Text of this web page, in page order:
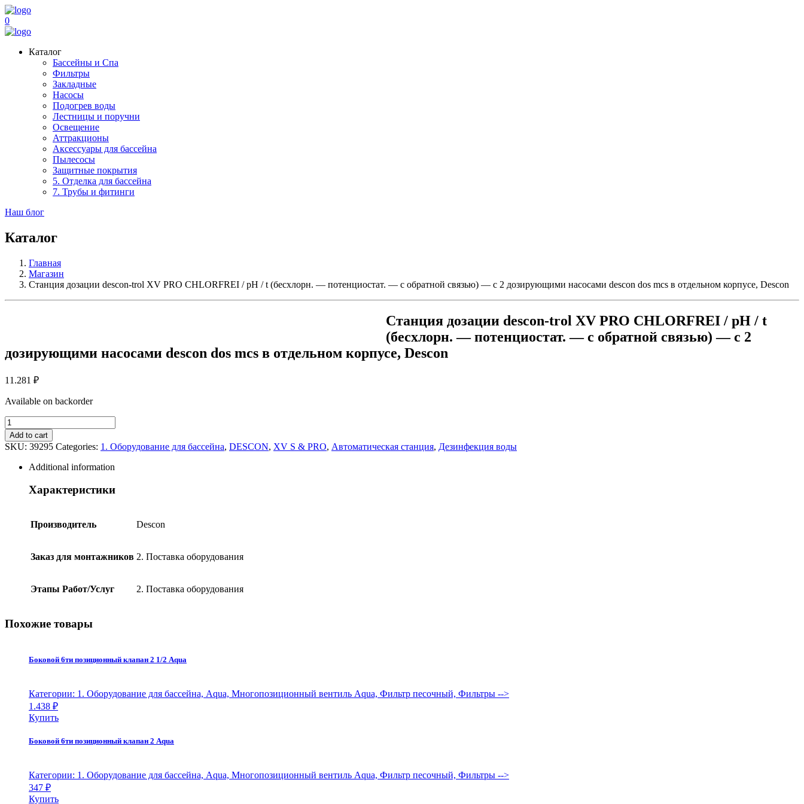
0
Каталог
Бассейны и Спа
Фильтры
Закладные
Насосы
Подогрев воды
Лестницы и поручни
Освещение
Аттракционы
Аксессуары для бассейна
Пылесосы
Защитные покрытия
5. Отделка для бассейна
7. Трубы и фитинги
Наш блог
Каталог
Главная
Магазин
Станция дозации descon-trol XV PRO CHLORFREI / pH / t (бесхлорн. — потенциостат. — с обратной связью) — с 2 дозирующими насосами descon dos mcs в отдельном корпусе, Descon
Станция дозации descon-trol XV PRO CHLORFREI / pH / t
(бесхлорн. — потенциостат. — с обратной связью) — с 2
дозирующими насосами descon dos mcs в отдельном корпусе, Descon
11.281 ₽
Available on backorder
Станция
дозации
descon-
trol
CHLORFREI
потенциостат.
обратной
с
насосами
отдельном
корпусе,
quantity
Add to cart
SKU: 39295 Categories: 1. Оборудование для бассейна, DESCON, XV S & PRO, Автоматическая станция, Дезинфекция воды
Additional information
Характеристики
Производитель Descon
Заказ для монтажников 2. Поставка оборудования
Этапы Работ/Услуг 2. Поставка оборудования
Похожие товары
Боковой 6ти позиционный клапан 2 1/2 Aqua
Категории: 1. Оборудование для бассейна, Aqua, Многопозиционный вентиль Aqua, Фильтр песочный, Фильтры -->
1.438 ₽
Купить
Боковой 6ти позиционный клапан 2 Aqua
Категории: 1. Оборудование для бассейна, Aqua, Многопозиционный вентиль Aqua, Фильтр песочный, Фильтры -->
347 ₽
Купить